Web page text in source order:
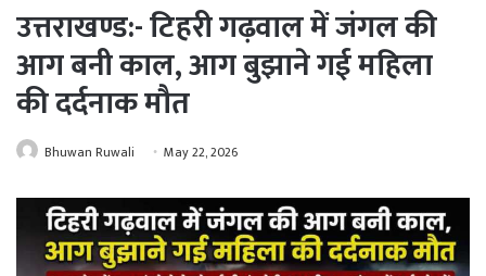
उत्तराखण्ड:- टिहरी गढ़वाल में जंगल की
आग बनी काल, आग बुझाने गई महिला
की दर्दनाक मौत
Bhuwan Ruwali May 22, 2026